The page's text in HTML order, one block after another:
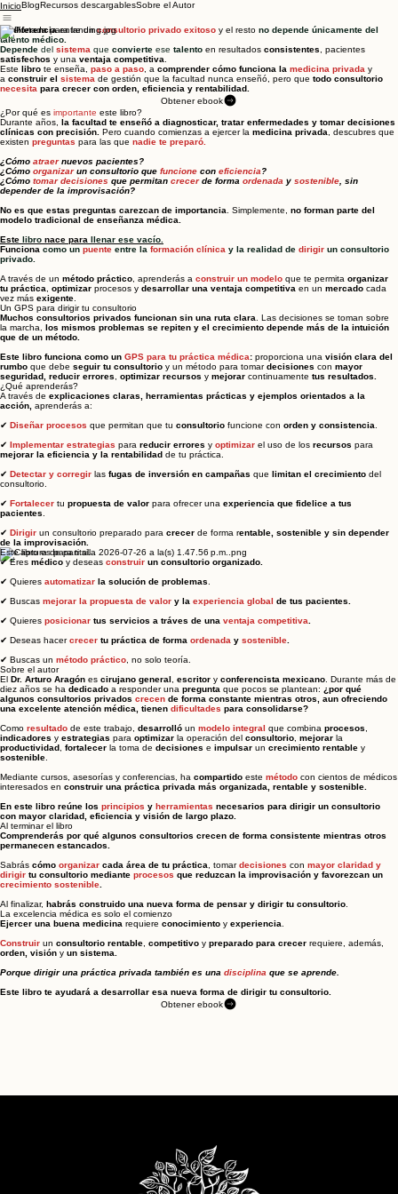
InicioBlogRecursos descargablesSobre el Autor
Ladiferenciaentre unconsultorio privado exitoso y el resto no depende únicamente del
talento médico.
Depende del sistema que convierte ese talento en resultados consistentes , pacientes
satisfechos y una ventaja competitiva
Este libro te enseña, paso a paso , a comprender cómo funciona la medicina privada y
a construir el sistema de gestión que la facultad nunca enseñó, pero que todo consultorio
necesita para crecer con orden, eficiencia y rentabilidad.
Obtener ebook
¿Por qué es importante este libro?
Durante años, la facultad te enseñó a diagnosticar, tratar enfermedades y tomar decisiones
clínicas con precisión. Pero cuando comienzas a ejercer la medicina privada , descubres que
existen preguntas para las que nadie te preparó.
¿Cómo atraernuevos pacientes?
¿Cómo organizarun consultorio que funcione con eficiencia?
¿Cómo tomar decisiones que permitan crecerde forma ordenada y sostenible , sin
depender de la improvisación?
No es que estas preguntas carezcan de importancia . Simplemente, no forman parte del
modelo tradicional de enseñanza médica.
Este libro nace para llenar ese vacío.
Funciona como un puente entre la formación clínica y la realidad de dirigir un consultorio
privado.
A través de un método práctico , aprenderás a construir un modelo que te permita organizar
tu práctica
optimizar procesos y desarrollar una ventaja competitiva en un mercado cada
vez más exigente
Un GPS para dirigir tu consultorio
Muchos consultorios privados funcionan sin una ruta clara . Las decisiones se toman sobre
la marcha, los mismos problemas se repiten y el crecimiento depende más de la intuición
que de un método.
Este libro funciona como un GPS para tu práctica médica: proporciona una visión clara del
rumbo que debe seguir tu consultorio y un método para tomardecisiones con mayor
seguridad, reducir errores
optimizar recursos y mejorar continuamente tus resultados.
¿Qué aprenderás?
A través de explicaciones claras, herramientas prácticas y ejemplos orientados a la
acción, aprenderás a:
✔ Diseñar procesos que permitan que tu consultorio funcione con orden y consistencia
✔ Implementar estrategias para reducir errores y optimizar el uso de los recursos para
mejorar la eficiencia y la rentabilidad de tu práctica.
✔ Detectar y corregir las fugas de inversión en campañas que limitan el crecimiento del
consultorio.
✔ Fortalecer tu propuesta de valor para ofrecer una experiencia que fidelice a tus
pacientes
✔ Dirigir un consultorio preparado para crecer de forma rentable, sostenible y sin depender
de la improvisación.
Este libro es para ti si...
✔ Eres médico y deseas construir un consultorio organizado.
✔ Quieres automatizar la solución de problemas
✔ Buscas mejorar la propuesta de valor y la experiencia global de tus pacientes.
✔ Quieres posicionar tus servicios a tráves de una ventaja competitiva
✔ Deseas hacercrecer tu práctica de forma ordenada y sostenible
✔ Buscas un método práctico , no solo teoría.
Sobre el autor
El Dr. Arturo Aragón es cirujano general escritor y conferencista mexicano . Durante más de
diez años se ha dedicado a responder una pregunta que pocos se plantean: ¿por qué
algunos consultorios privados crecen de forma constante mientras otros, aun ofreciendo
una excelente atención médica, tienen dificultades para consolidarse?
Como resultado de este trabajo, desarrolló un modelo integral que combina procesos
indicadores y estrategias para optimizar la operación del consultorio mejorar la
productividad fortalecer la toma de decisiones e impulsar un crecimiento rentable y
sostenible
Mediante cursos, asesorías y conferencias, ha compartido este método con cientos de médicos
interesados en construir una práctica privada más organizada, rentable y sostenible.
En este libro reúne los principios y herramientas necesarios para dirigir un consultorio
con mayor claridad, eficiencia y visión de largo plazo.
Al terminar el libro
Comprenderás por qué algunos consultorios crecen de forma consistente mientras otros
permanecen estancados.
Sabrás cómo organizar cada área de tu práctica , tomardecisiones con mayor claridad y
dirigir tu consultorio mediante procesos que reduzcan la improvisación y favorezcan un
crecimiento sostenible
Al finalizar, habrás construido una nueva forma de pensar y dirigir tu consultorio
La excelencia médica es solo el comienzo
Ejercer una buena medicina requiere conocimiento y experiencia
Construir un consultorio rentable competitivo y preparado para crecer requiere, además,
orden, visión y un sistema.
Porque dirigir una práctica privada también es una disciplina que se aprende.
Este libro te ayudará a desarrollar esa nueva forma de dirigir tu consultorio.
Obtener ebook